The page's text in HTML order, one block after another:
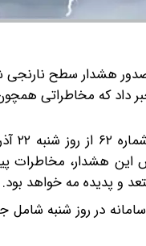
داد که مخاطراتی
این هشدار، مخاطرات
و پدیده مه خواهد بود.
در روز شنبه شامل